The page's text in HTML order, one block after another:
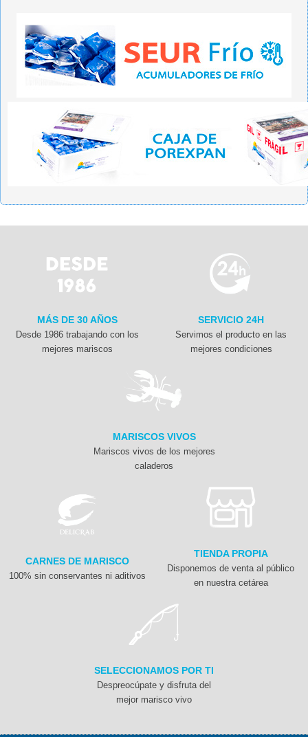
MÁS DE 30 AÑOS
Desde 1986 trabajando con los
mejores mariscos
SERVICIO 24H
Servimos el producto en las
mejores condiciones
MARISCOS VIVOS
Mariscos vivos de los mejores
caladeros
CARNES DE MARISCO
100% sin conservantes ni aditivos
TIENDA PROPIA
Disponemos de venta al público
en nuestra cetárea
SELECCIONAMOS POR TI
Despreocúpate y disfruta del
mejor marisco vivo